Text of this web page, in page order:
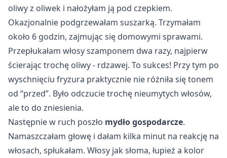
oliwy z oliwek i nałożyłam ją pod czepkiem.
Okazjonalnie podgrzewałam suszarką. Trzymałam
około 6 godzin, zajmując się domowymi sprawami.
Przepłukałam włosy szamponem dwa razy, najpierw
ścierając trochę oliwy - rdzawej. To sukces! Przy tym po
wyschnięciu fryzura praktycznie nie różniła się tonem
od “przed”. Było odczucie trochę nieumytych włosów,
ale to do zniesienia.
Następnie w ruch poszło mydło gospodarcze.
Namaszczałam głowę i dałam kilka minut na reakcję na
włosach, spłukałam. Włosy jak słoma, łupież a kolor